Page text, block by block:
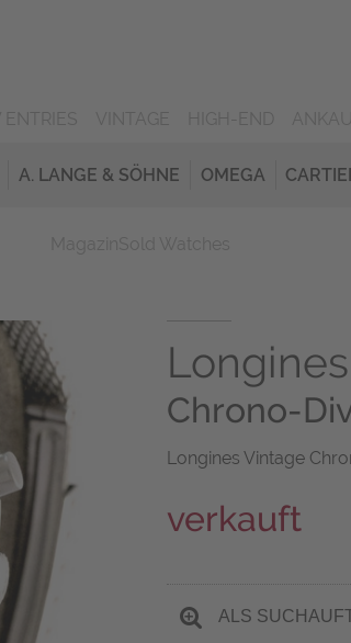
A. LANGE & SÖHNE OMEGA
Longines
Chrono-
Longines Vintage
verkauft
ALS